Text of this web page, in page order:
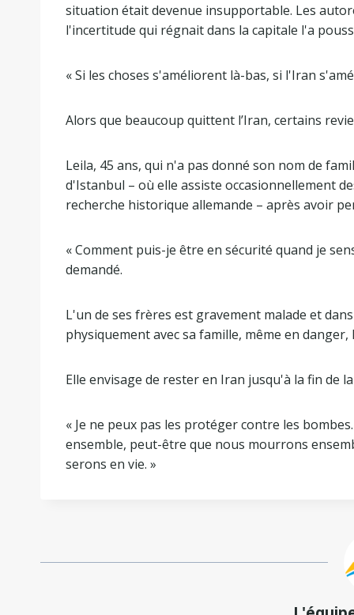
situation était devenue insupportable. Les
l'incertitude qui régnait dans la capitale l'a
« Si les choses s'améliorent là-bas, si l'Iran
Alors que beaucoup quittent l’Iran, certains
Leila, 45 ans, qui n'a pas donné son nom de
d'Istanbul – où elle assiste occasionnellement
recherche historique allemande – après avoir
« Comment puis-je être en sécurité quand je
demandé.
L'un de ses frères est gravement malade et
physiquement avec sa famille, même en
Elle envisage de rester en Iran jusqu'à la fin de
« Je ne peux pas les protéger contre les
ensemble, peut-être que nous mourrons
serons en vie. »